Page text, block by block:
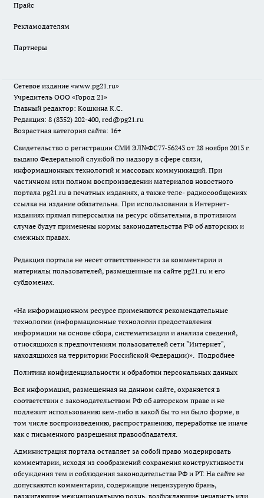
Прайс
Рекламодателям
Партнеры
Сетевое издание «www.pg21.ru»
Учредитель ООО «Город 21»
Главный редактор: Кошкина К.С.
Редакция: 8 (8352) 202-400, red@pg21.ru
Возрастная категория сайта: 16+
Свидетельство о регистрации СМИ ЭЛ№ФС77-56243 от 28 ноября 2013 г.
выдано Федеральной службой по надзору в сфере связи,
информационных технологий и массовых коммуникаций. При
частичном или полном воспроизведении материалов новостного
портала pg21.ru в печатных изданиях, а также теле- радиосообщениях
ссылка на издание обязательна. При использовании в Интернет-
изданиях прямая гиперссылка на ресурс обязательна, в противном
случае будут применены нормы законодательства РФ об авторских и
смежных правах.
Редакция портала не несет ответственности за комментарии и
материалы пользователей, размещенные на сайте pg21.ru и его
субдоменах.
«На информационном ресурсе применяются рекомендательные
технологии (информационные технологии предоставления
информации на основе сбора, систематизации и анализа сведений,
относящихся к предпочтениям пользователей сети "Интернет",
находящихся на территории Российской Федерации)». Подробнее
Политика конфиденциальности и обработки персональных данных
Вся информация, размещенная на данном сайте, охраняется в
соответствии с законодательством РФ об авторском праве и не
подлежит использованию кем-либо в какой бы то ни было форме, в
том числе воспроизведению, распространению, переработке не иначе
как с письменного разрешения правообладателя.
Администрация портала оставляет за собой право модерировать
комментарии, исходя из соображений сохранения конструктивности
обсуждения тем и соблюдения законодательства РФ и РТ. На сайте не
допускаются комментарии, содержащие нецензурную брань,
разжигающие межнациональную рознь, возбуждающие ненависть или